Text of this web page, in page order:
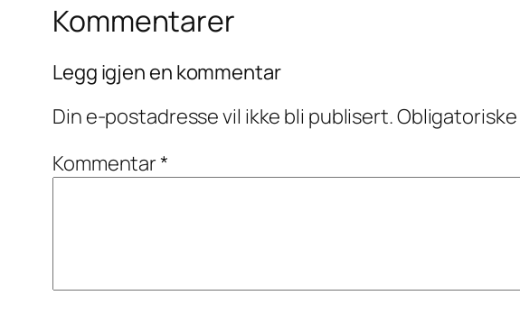
Kommentarer
Legg igjen en kommentar
Din e-postadresse vil ikke bli publisert.
Kommentar*